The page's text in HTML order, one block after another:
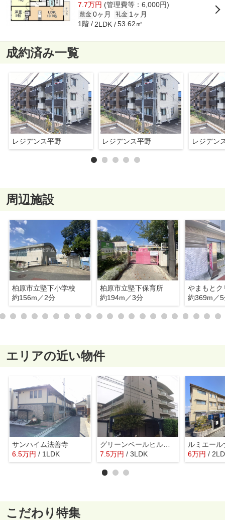
7.7万円 (管理費等：6,000円)
敷金 0ヶ月 礼金 1ヶ月
1階 2LDK 53.62㎡
成約済み一覧
レジデンス平野 レジデンス平野 レジデン
周辺施設
柏原市立堅下小学校
約156m／2分
柏原市立堅下保育所
約194m／3分
やまもとク
約369m／
エリアの近い物件
サンハイム法善寺
6.5万円 / 1LDK
グリーンベールヒル柏原
7.5万円 / 3LDK
ルミエール
6万円 /
こだわり特集